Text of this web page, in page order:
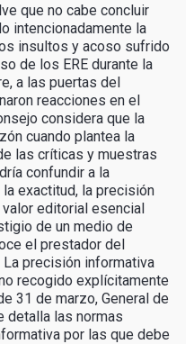
que no cabe concluir
intencionadamente la
insultos y acoso sufrido
de los ERE durante la
a las puertas del
reacciones en el
considera que la
cuando plantea la
las críticas y muestras
confundir a la
exactitud, la precisión
valor editorial esencial
de un medio de
el prestador del
precisión informativa
recogido explícitamente
31 de marzo, General de
detalla las normas
por las que debe